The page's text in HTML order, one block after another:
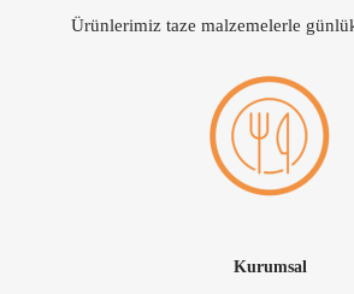
Ürünlerimiz taze malzemelerle
Kurumsal